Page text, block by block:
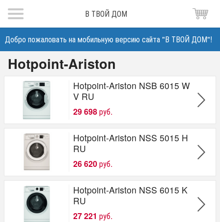
В ТВОЙ ДОМ
Добро пожаловать на мобильную версию сайта "В ТВОЙ ДОМ"!
Hotpoint-Ariston
Hotpoint-Ariston NSB 6015 W
V RU
29 698руб.
Hotpoint-Ariston NSS 5015 H
RU
26 620руб.
Hotpoint-Ariston NSS 6015 K
RU
27 221 руб.